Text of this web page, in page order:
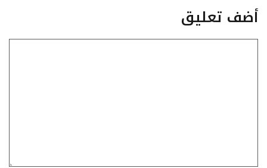
أضف تعليق